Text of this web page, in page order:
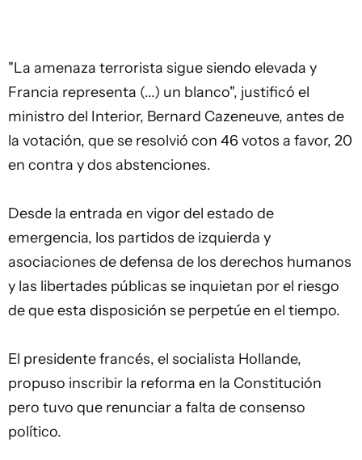
"La amenaza terrorista sigue siendo elevada y
Francia representa (...) un blanco", justificó el
ministro del Interior, Bernard Cazeneuve, antes de
la votación, que se resolvió con 46 votos a favor, 20
en contra y dos abstenciones.
Desde la entrada en vigor del estado de
emergencia, los partidos de izquierda y
asociaciones de defensa de los derechos humanos
y las libertades públicas se inquietan por el riesgo
de que esta disposición se perpetúe en el tiempo.
El presidente francés, el socialista Hollande,
propuso inscribir la reforma en la Constitución
pero tuvo que renunciar a falta de consenso
político.